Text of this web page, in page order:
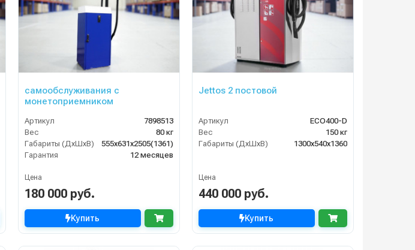
самообслуживания с
монетоприемником
Артикул
7898513
Вес
80 кг
Габариты (ДхШхВ)
555x631x2505(1361)
Гарантия
12 месяцев
Цена
180 000 руб.
Купить
Jettos 2 постовой
Артикул
ECO400-D
Вес
150 кг
Габариты (ДхШхВ)
1300х540х1360
Цена
440 000 руб.
Купить